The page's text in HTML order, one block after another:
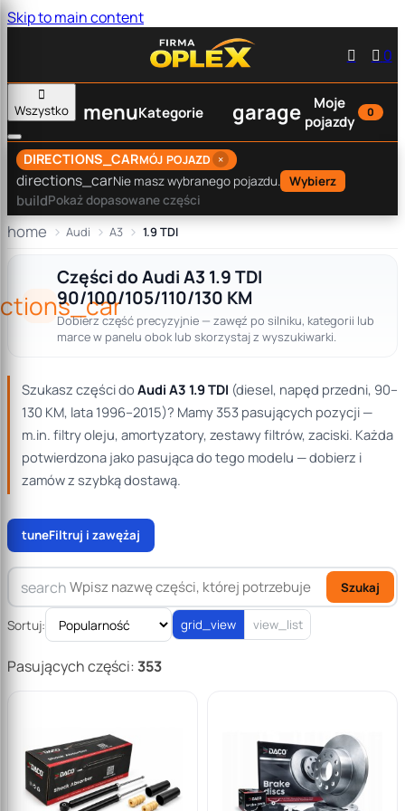
Skip to main content

 0

Wszystko
menuKategorie garage
Moje
pojazdy
0
DIRECTIONS_CARMÓJ POJAZD ×
directions_carNie masz wybranego pojazdu. Wybierz
buildPokaż dopasowane części
home Audi A3 1.9 TDI
Części do Audi A3 1.9 TDI
90/100/105/110/130 KM
Dobierz część precyzyjnie — zawęź po silniku, kategorii lub
marce w panelu obok lub skorzystaj z wyszukiwarki.
Szukasz części do Audi A3 1.9 TDI (diesel, napęd przedni, 90–
130 KM, lata 1996–2015)? Mamy 353 pasujących pozycji —
m.in. filtry oleju, amortyzatory, zestawy filtrów, zaciski. Każda
potwierdzona jako pasująca do tego modelu — dobierz i
zamów z szybką dostawą.
tuneFiltruj i zawężaj
180
search Szukaj
Sortuj: grid_view view_list
Pasujących części:353